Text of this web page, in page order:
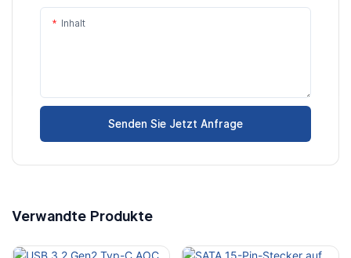
Inhalt
Senden Sie Jetzt Anfrage
Verwandte Produkte